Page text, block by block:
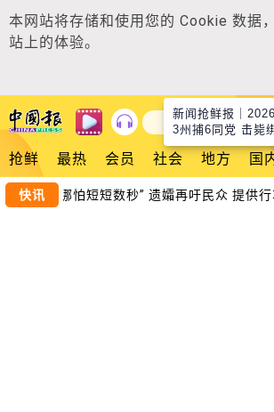
本网站将存储和使用您的 Cookie 数据
站上的体验。
抢鲜 最热 会员 社会 地方 国
快讯
踪｜“哪怕短短数秒” 遗孀再吁民众 提供行
新闻抢鲜报｜
3州捕6同党 击毙
票 ● 关卡无人认
动警方来“拆弹”